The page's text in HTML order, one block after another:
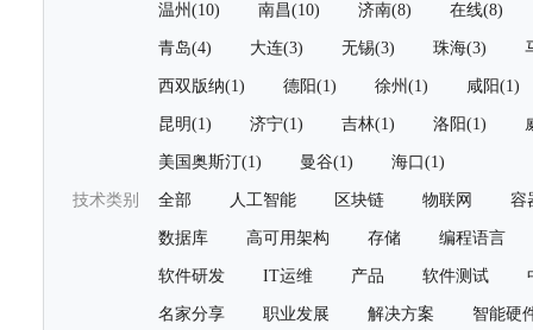
温州(10) 南昌(10) 济南(8) 在线(8)
青岛(4) 大连(3) 无锡(3) 珠海(3)
西双版纳(1) 德阳(1) 徐州(1) 咸阳(1)
昆明(1) 济宁(1) 吉林(1) 洛阳(1)
美国奥斯汀(1) 曼谷(1) 海口(1)
技术类别 全部 人工智能 区块链 物联网 容
数据库 高可用架构 存储 编程语言
软件研发 IT运维 产品 软件测试
名家分享 职业发展 解决方案 智能硬